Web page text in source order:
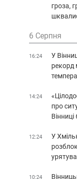
гроза,
6 Серпня
16:24
У
рекорд
14:24
про
12:24
У
10:24